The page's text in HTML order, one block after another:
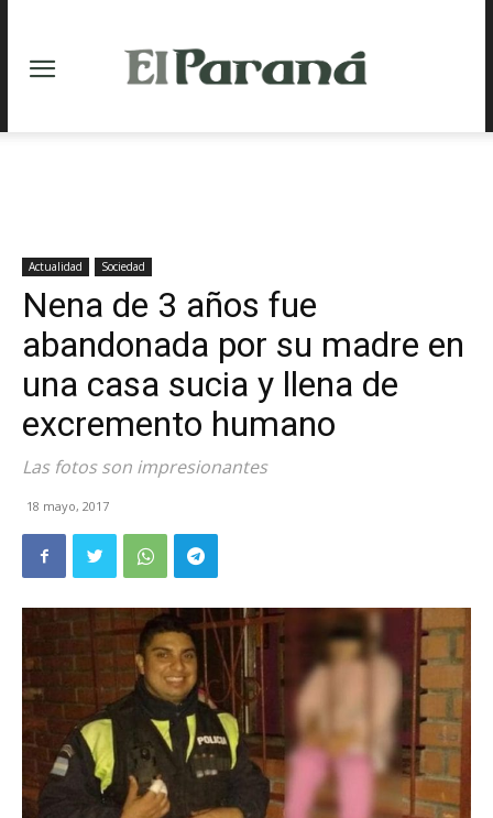
Actualidad Sociedad
Nena de 3 años fue
abandonada por su madre en
una casa sucia y llena de
excremento humano
Las fotos son impresionantes
18 mayo, 2017